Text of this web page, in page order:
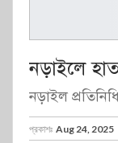
নড়াইলে
নড়াইল
প্রকাশঃ Aug 24, 2025